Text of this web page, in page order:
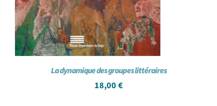
La dynamique des groupes littéraires
18,00 €